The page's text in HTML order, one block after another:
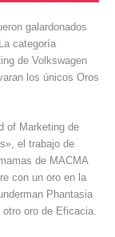
galardonados
categoría
de Volkswagen
los únicos Oros
of Marketing de
el trabajo de
de MACMA
con un oro en la
Phantasia
oro de Eficacia.